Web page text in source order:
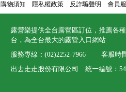
購物須知 隱私權政策 反詐騙聲明 會員
露營樂提供全台露營區訂位，推薦各
台，為全台最大的露營入口網站
服務專線： (02)2252-7966 客服時間
出去走走股份有限公司 統一編號：